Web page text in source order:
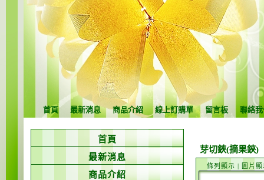
首頁 最新消息 商品介紹 線上訂購單 留言板 聯絡
芽切鋏(摘果鋏)
條列顯示 | 圖片顯
首頁
最新消息
商品介紹